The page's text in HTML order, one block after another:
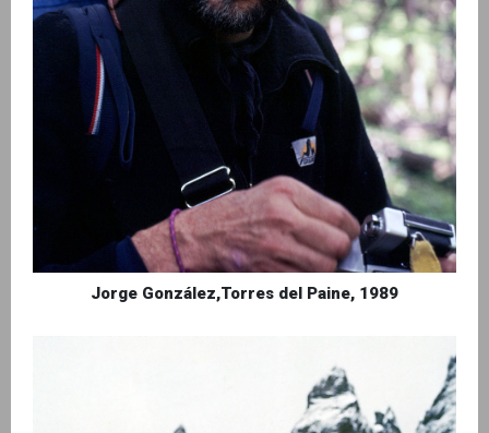
Jorge González,Torres del Paine, 1989